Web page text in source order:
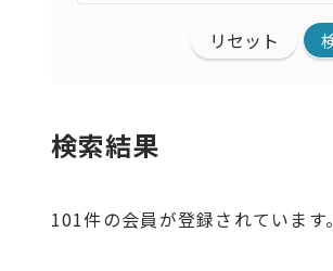
リセット
検索結果
101件の会員が登録されています。